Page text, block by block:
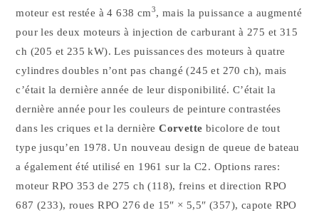
moteur est restée à 4 638 cm3, mais la puissance a augmenté
pour les deux moteurs à injection de carburant à 275 et 315
ch (205 et 235 kW). Les puissances des moteurs à quatre
cylindres doubles n’ont pas changé (245 et 270 ch), mais
c’était la dernière année de leur disponibilité. C’était la
dernière année pour les couleurs de peinture contrastées
dans les criques et la dernièreCorvette bicolore de tout
type jusqu’en 1978. Un nouveau design de queue de bateau
a également été utilisé en 1961 sur la C2. Options rares:
moteur RPO 353 de 275 ch (118), freins et direction RPO
687 (233), roues RPO 276 de 15″ × 5,5″ (357), capote RPO